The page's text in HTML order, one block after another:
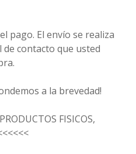
pago. El envío se realiza
de contacto que usted
a la brevedad!
FISICOS,